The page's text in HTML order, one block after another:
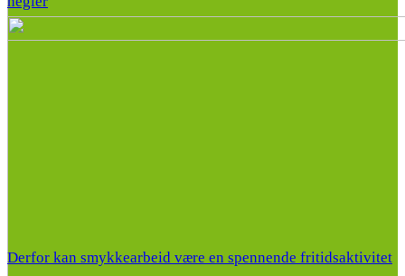
Derfor kan smykkearbeid være en spennende fritidsaktivitet